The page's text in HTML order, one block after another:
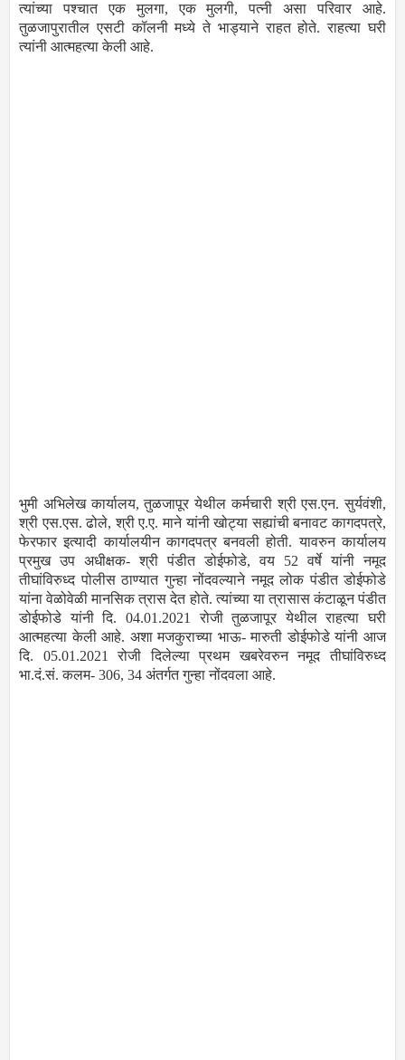
त्यांच्या पश्चात एक मुलगा, एक मुलगी, पत्नी असा परिवार आहे.
तुळजापुरातील एसटी कॉलनी मध्ये ते भाड्याने राहत होते. राहत्या घरी
त्यांनी आत्महत्या केली आहे.
भुमी अभिलेख कार्यालय, तुळजापूर येथील कर्मचारी श्री एस.एन. सुर्यवंशी,
श्री एस.एस. ढोले, श्री ए.ए. माने यांनी खोट्या सह्यांची बनावट कागदपत्रे,
फेरफार इत्यादी कार्यालयीन कागदपत्र बनवली होती. यावरुन कार्यालय
प्रमुख उप अधीक्षक- श्री पंडीत डोईफोडे, वय 52 वर्षे यांनी नमूद
तीघांविरुध्द पोलीस ठाण्यात गुन्हा नोंदवल्याने नमूद लोक पंडीत डोईफोडे
यांना वेळोवेळी मानसिक त्रास देत होते. त्यांच्या या त्रासास कंटाळून पंडीत
डोईफोडे यांनी दि. 04.01.2021 रोजी तुळजापूर येथील राहत्या घरी
आत्महत्या केली आहे. अशा मजकुराच्या भाऊ- मारुती डोईफोडे यांनी आज
दि. 05.01.2021 रोजी दिलेल्या प्रथम खबरेवरुन नमूद तीघांविरुध्द
भा.दं.सं. कलम- 306, 34 अंतर्गत गुन्हा नोंदवला आहे.